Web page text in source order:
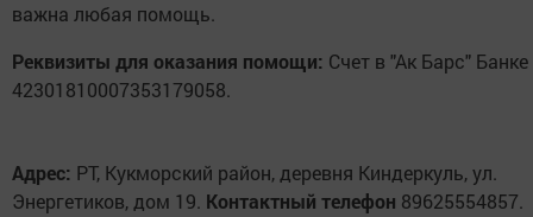
важна любая помощь.
Реквизиты для оказания помощи: Счет в "Ак Барс" Банке
42301810007353179058.
Адрес: РТ, Кукморский район, деревня Киндеркуль, ул.
Энергетиков, дом 19. Контактный телефон 89625554857.